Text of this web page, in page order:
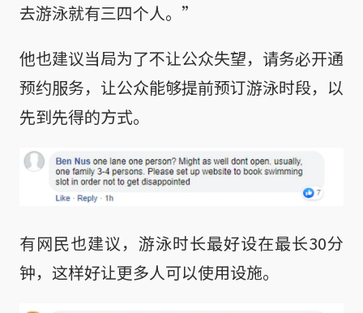
去游泳就有三四个人。”
他也建议当局为了不让公众失望，请务必开通
预约服务，让公众能够提前预订游泳时段，以
先到先得的方式。
有网民也建议，游泳时长最好设在最长30分
钟，这样好让更多人可以使用设施。